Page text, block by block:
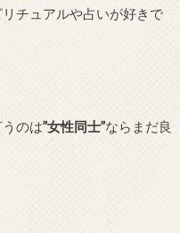
チュアルや占いが好きで
うのは”女性同士”ならまだ良